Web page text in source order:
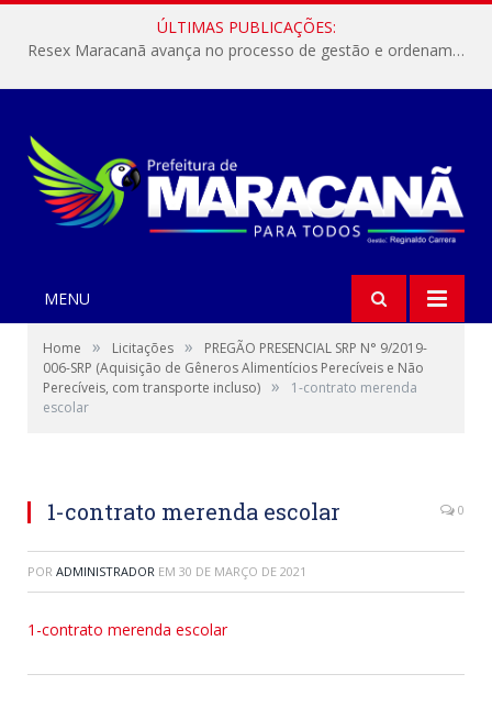
ÚLTIMAS PUBLICAÇÕES:
Resex Maracanã avança no processo de gestão e ordenamento do turismo em nossas áreas protegidas.
MENU
Home » Licitações »
PREGÃO PRESENCIAL SRP N° 9/2019-
006-SRP (Aquisição de Gêneros Alimentícios Perecíveis e Não
Perecíveis, com transporte incluso) »
1-contrato merenda
escolar
1-contrato merenda escolar 0
POR ADMINISTRADOR EM 30 DE MARÇO DE 2021
1-contrato merenda escolar